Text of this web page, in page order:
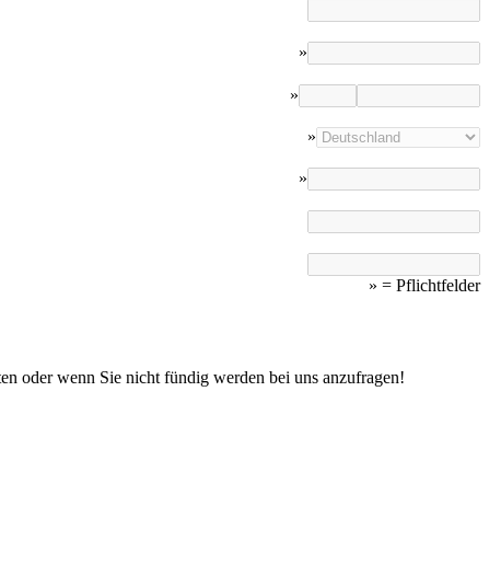
»
»
»
»
» = Pflichtfelder
oder wenn Sie nicht fündig werden bei uns anzufragen!